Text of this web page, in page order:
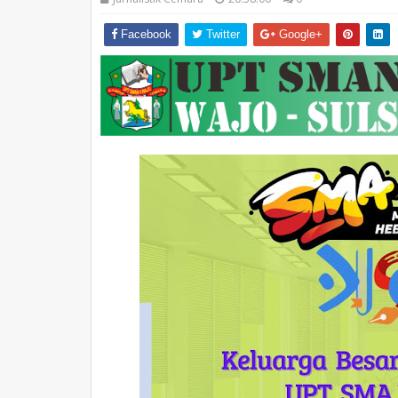
Facebook Twitter Google+